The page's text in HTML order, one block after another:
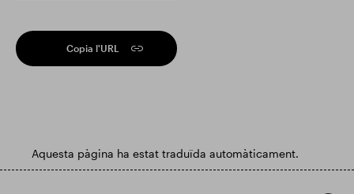
Copia l'URL
Aquesta pàgina ha estat traduïda automàticament.